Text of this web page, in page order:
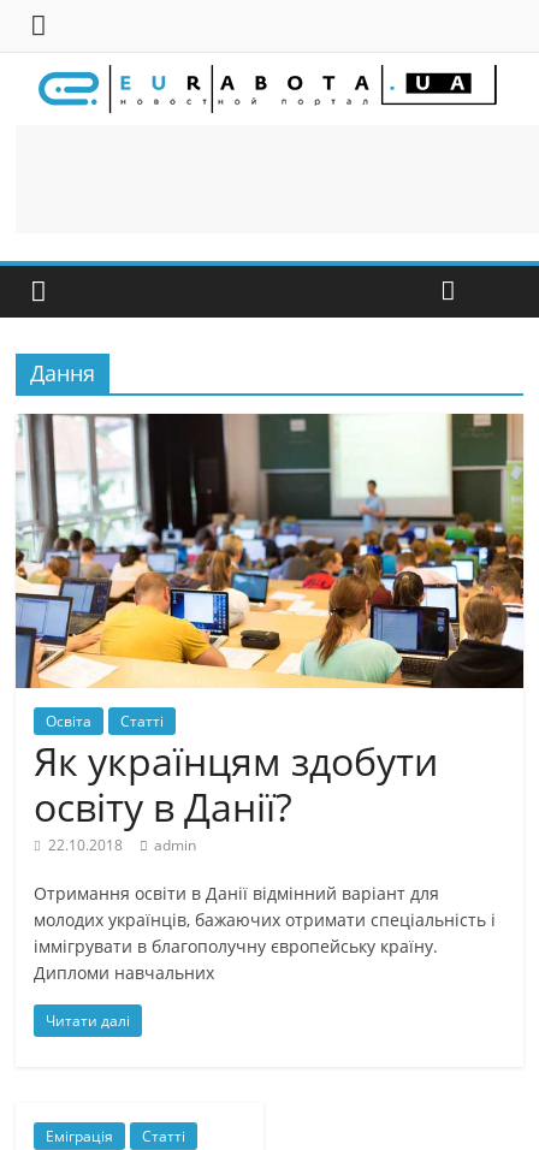
Дання
Освіта Статті
Як українцям здобути
освіту в Данії?
22.10.2018 admin
Отримання освіти в Данії відмінний варіант для
молодих українців, бажаючих отримати спеціальність і
іммігрувати в благополучну європейську країну.
Дипломи навчальних
Читати далі
Еміграція Статті